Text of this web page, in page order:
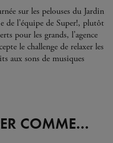
sur les pelouses du Jardin
de l’équipe de Super!, plutôt
pour les grands, l’agence
le challenge de relaxer les
aux sons de musiques
COMME…